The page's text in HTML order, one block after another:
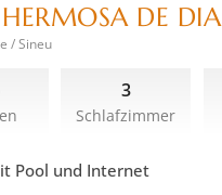
DE DIA
/ Sineu
3
Schlafzimmer
Pool und Internet